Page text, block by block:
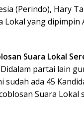
(Perindo), Hary
Lokal yang dipimpin
Suara Lokal
partai lain
ada 45
Suara